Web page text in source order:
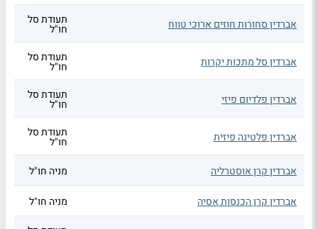
אברדין סחורות חוזים ארוכי טווח תעודת סל
חו"ל
אברדין סל מתכות יקרות תעודת סל
חו"ל
אברדין פלדיום פיזי תעודת סל
חו"ל
אברדין פלטינה פיזית תעודת סל
חו"ל
אברדין קרן אוסטרליה
מניה חו"ל
אברדין קרן הכנסות אסיה מניה חו"ל